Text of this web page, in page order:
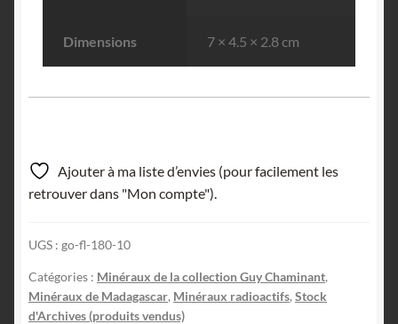
Dimensions 7 × 4.5 × 2.8 cm
Ajouter à ma liste d’envies (pour facilement les
retrouver dans "Mon compte").
UGS : go-fl-180-10
Catégories : Minéraux de la collection Guy Chaminant,
Minéraux de Madagascar, Minéraux radioactifs, Stock
d'Archives (produits vendus)